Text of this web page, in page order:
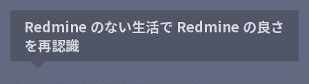
Redmine のない生活で Redmine の良さ
を再認識